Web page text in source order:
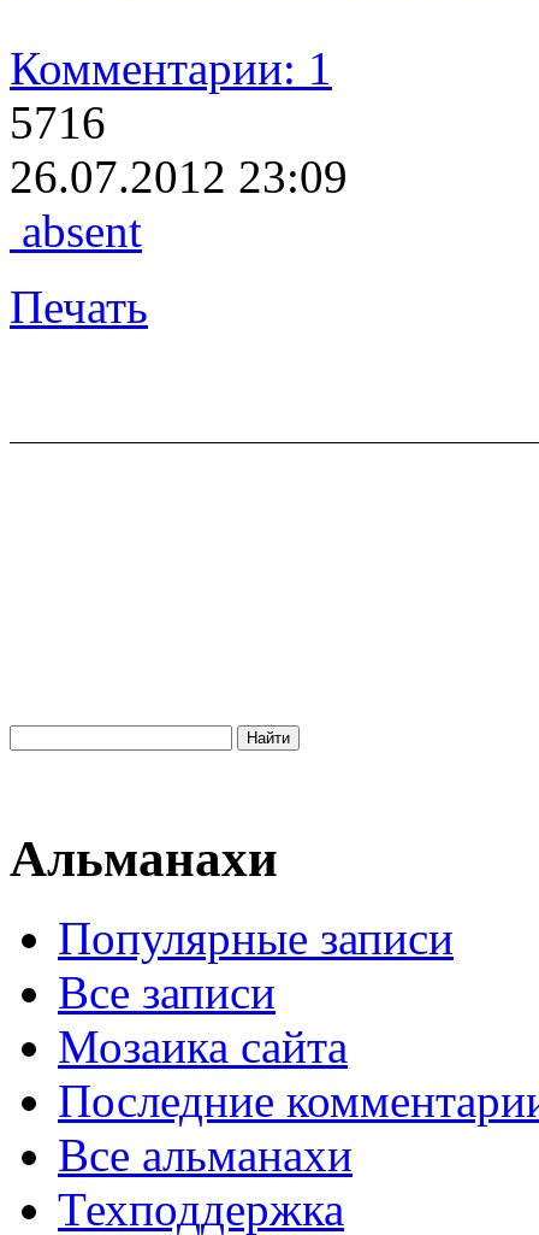
Комментарии: 1
5716
26.07.2012 23:09
absent
Печать
Альманахи
Популярные записи
Все записи
Мозаика сайта
Последние
Все альманахи
Техподдержка